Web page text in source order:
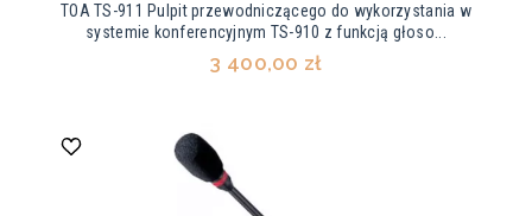
TOA TS-911 Pulpit przewodniczącego do wykorzystania w
systemie konferencyjnym TS-910 z funkcją głoso...
3 400,00 zł